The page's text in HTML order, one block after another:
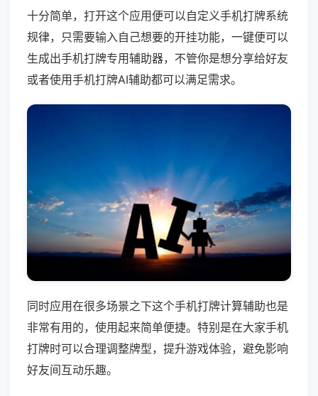
十分简单，打开这个应用便可以自定义手机打牌系统
规律，只需要输入自己想要的开挂功能，一键便可以
生成出手机打牌专用辅助器，不管你是想分享给好友
或者使用手机打牌AI辅助都可以满足需求。
同时应用在很多场景之下这个手机打牌计算辅助也是
非常有用的，使用起来简单便捷。特别是在大家手机
打牌时可以合理调整牌型，提升游戏体验，避免影响
好友间互动乐趣。